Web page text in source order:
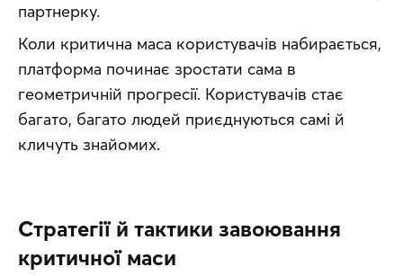
партнерку.
Коли критична маса користувачів набирається,
платформа починає зростати сама в
геометричній прогресії. Користувачів стає
багато, багато людей приєднуються самі й
кличуть знайомих.
Стратегії й тактики завоювання
критичної маси